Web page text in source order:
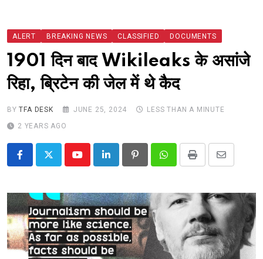
Alert
Viral
Classified
About Us
ALERT BREAKING NEWS CLASSIFIED DOCUMENTS
1901 दिन बाद Wikileaks के असांजे
रिहा, ब्रिटेन की जेल में थे कैद
BYTFA DESK JUNE 25, 2024
LESS THAN A MINUTE
2 YEARS AGO
YoutubeLinkedIn PinterestWhatsappPrint
Share
Email